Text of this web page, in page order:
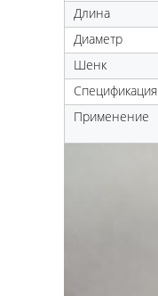
Длина
Диаметр
Шенк
Спецификация
Применение